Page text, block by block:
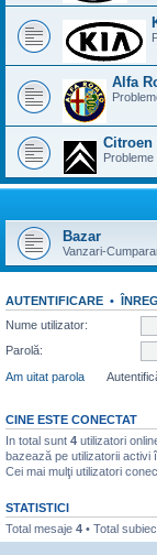
Alfa
Citroen
Bazar
Vanzari-
AUTENTIFICARE •
Nume utilizator:
Parolă:
Am uitat parola
CINE ESTE CONECTAT
In total sunt 4 utilizatori
bazează pe utilizatorii activi
Cei mai mulţi utilizatori
STATISTICI
Total mesaje 4 • Total